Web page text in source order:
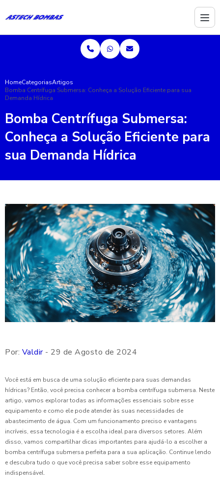
HomeCategoriasArtigos
Bomba Centrífuga Submersa: Conheça a Solução Eficiente para sua
Demanda Hídrica
Bomba Centrífuga Submersa:
Conheça a Solução Eficiente para
sua Demanda Hídrica
Por: Valdir- 29 de Agosto de 2024
Você está em busca de uma solução eficiente para suas demandas
hídricas? Então, você precisa conhecer a bomba centrífuga submersa. Neste
artigo, vamos explorar todas as informações essenciais sobre esse
equipamento e como ele pode atender às suas necessidades de
abastecimento de água. Com um funcionamento preciso e vantagens
incríveis, essa tecnologia é a escolha ideal para diversos setores. Além
disso, vamos compartilhar dicas importantes para ajudá-lo a escolher a
bomba centrífuga submersa perfeita para a sua aplicação. Continue lendo
e descubra tudo o que você precisa saber sobre esse equipamento
indispensável.